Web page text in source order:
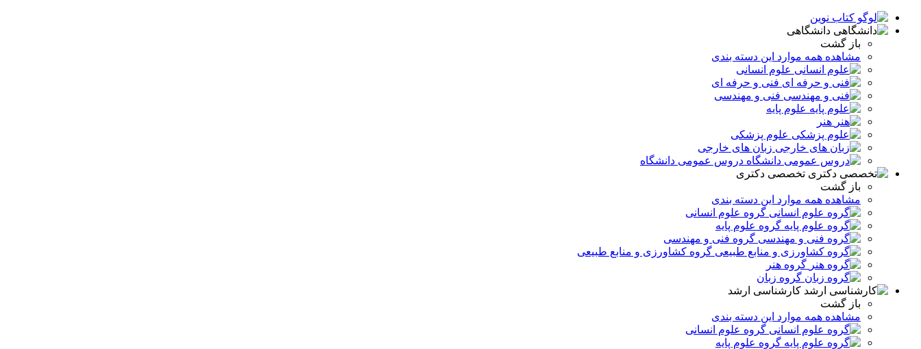
دانشگاهی
باز گشت
مشاهده همه موارد این دسته بندی
علوم انسانی
فنی و حرفه ای
فنی و مهندسی
علوم پایه
هنر
علوم پزشکی
زبان های خارجی
دروس عمومی دانشگاه
تخصصی دکتری
باز گشت
مشاهده همه موارد این دسته بندی
گروه علوم انسانی
گروه علوم پایه
گروه فنی و مهندسی
گروه کشاورزی و منابع طبیعی
گروه هنر
گروه زبان
کارشناسی ارشد
باز گشت
مشاهده همه موارد این دسته بندی
گروه علوم انسانی
گروه علوم پایه